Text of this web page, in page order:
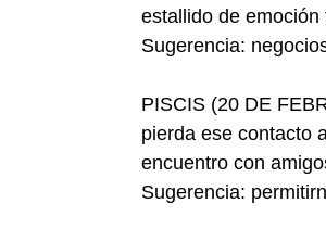
estallido de
Sugerencia:
PISCIS (20 DE
pierda ese contacto
encuentro con
Sugerencia: